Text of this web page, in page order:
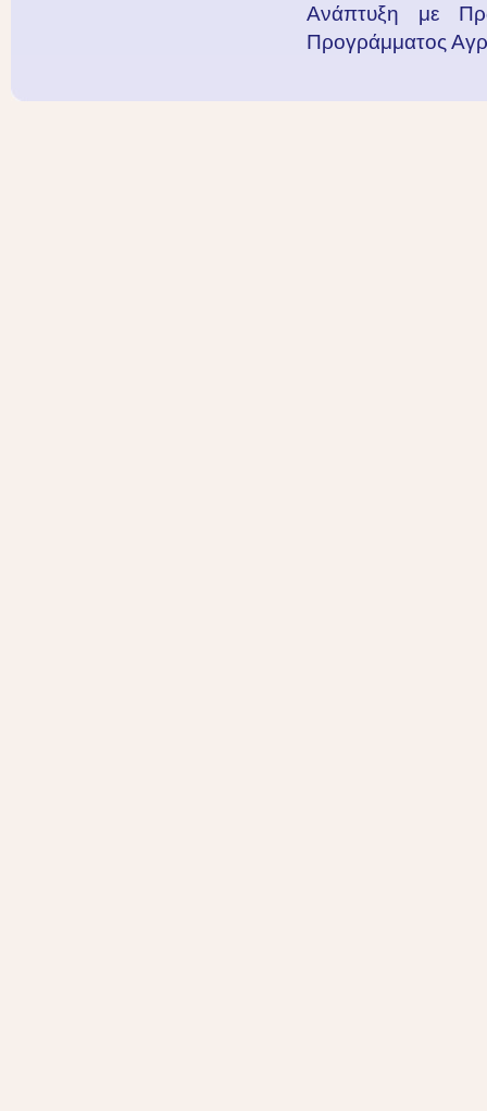
Ανάπτυξη με
Προγράμματος